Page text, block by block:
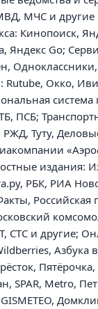
МЧС и другие
Кинопоиск,
Яндекс Go;
Rutube, Окко,
система
ПСБ;
Туту,
издания:
РБК, РИА
Российская
СТС и другие;
Азбука
SPAR, Metro,